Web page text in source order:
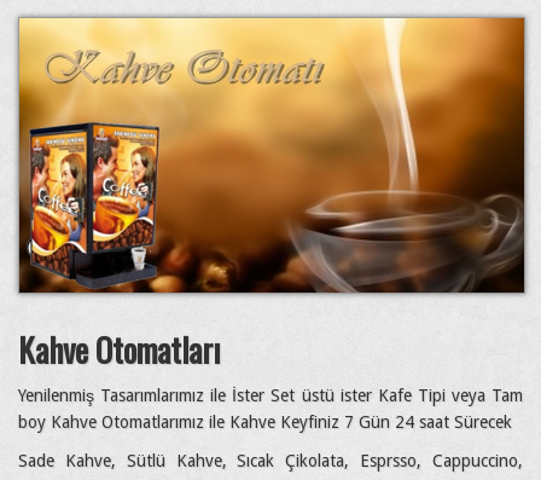
Kahve Otomatları
Yenilenmiş Tasarımlarımız ile İster Set üstü ister Kafe Tipi veya Tam
boy Kahve Otomatlarımız ile Kahve Keyfiniz 7 Gün 24 saat Sürecek
Sade Kahve, Sütlü Kahve, Sıcak Çikolata, Esprsso, Cappuccino,